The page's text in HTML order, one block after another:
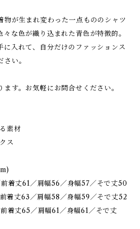
物が生まれ変わった一点もののシャツ
な色が織り込まれた青色が特徴的。
に入れて、自分だけのファッションス
い。
す。お気軽にお問合せください。
素材
ス
丈61／肩幅56／身幅57／そで丈50
丈63／肩幅58／身幅59／そで丈52
丈65／肩幅61／身幅61／そで丈